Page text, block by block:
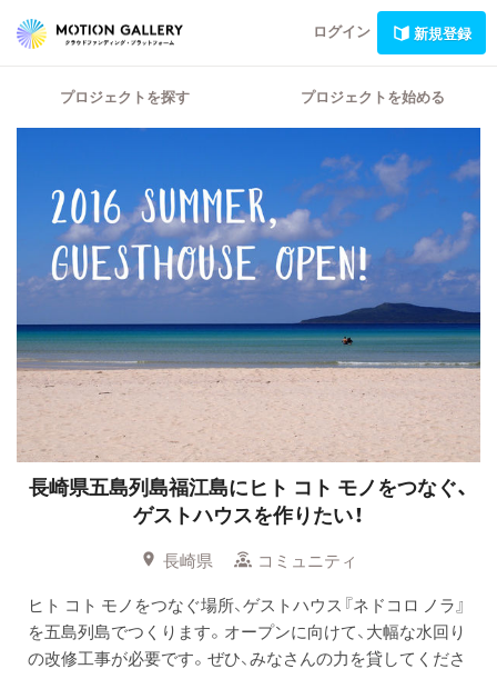
ログイン 新規登録
プロジェクトを探す プロジェクトを始める
長崎県五島列島福江島にヒト コト モノをつなぐ、
ゲストハウスを作りたい！
長崎県
コミュニティ
ヒト コト モノをつなぐ場所、ゲストハウス『ネドコロ ノラ』
を五島列島でつくります。オープンに向けて、大幅な水回り
の改修工事が必要です。ぜひ、みなさんの力を貸してくださ